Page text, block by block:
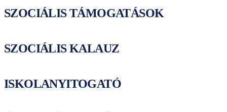
SZOCIÁLIS TÁMOGATÁSOK
SZOCIÁLIS KALAUZ
ISKOLANYITOGATÓ